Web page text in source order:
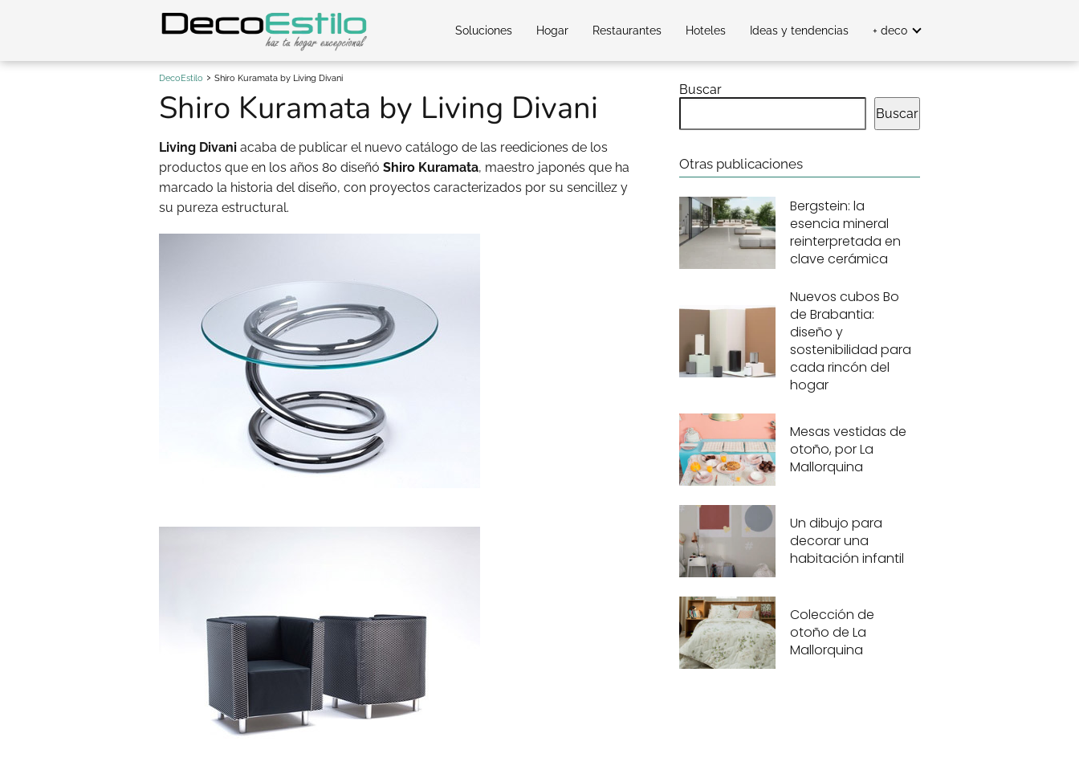
Soluciones Hogar Restaurantes Hoteles Ideas y tendencias + deco
DecoEstilo Shiro Kuramata by Living Divani
Shiro Kuramata by Living Divani
Living Divani acaba de publicar el nuevo catálogo de las reediciones de los
productos que en los años 80 diseñó Shiro Kuramata, maestro japonés que ha
marcado la historia del diseño, con proyectos caracterizados por su sencillez y
su pureza estructural.
Buscar
Buscar
Otras publicaciones
Bergstein: la
esencia mineral
reinterpretada en
clave cerámica
Nuevos cubos Bo
de Brabantia:
diseño y
sostenibilidad para
cada rincón del
hogar
Mesas vestidas de
otoño, por La
Mallorquina
Un dibujo para
decorar una
habitación infantil
Colección de
otoño de La
Mallorquina